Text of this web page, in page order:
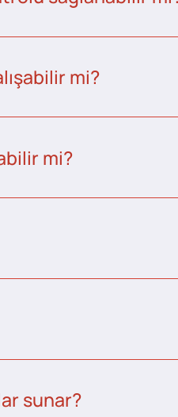
mi?
mi?
sunar?